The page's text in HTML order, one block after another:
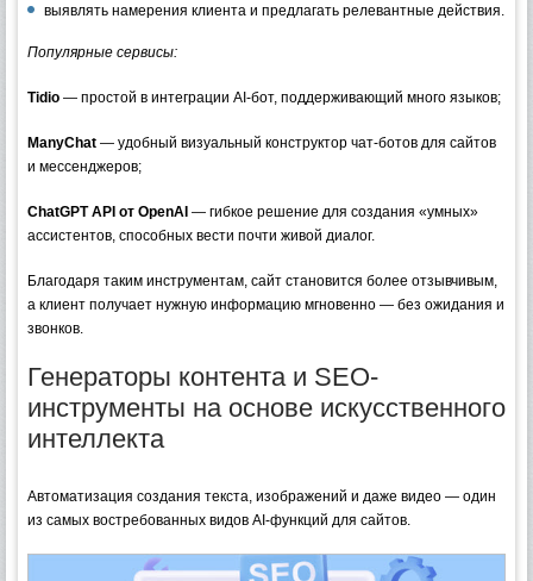
выявлять намерения клиента и предлагать релевантные действия.
Популярные сервисы:
Tidio — простой в интеграции AI-бот, поддерживающий много языков;
ManyChat — удобный визуальный конструктор чат-ботов для сайтов
и мессенджеров;
ChatGPT API от OpenAI — гибкое решение для создания «умных»
ассистентов, способных вести почти живой диалог.
Благодаря таким инструментам, сайт становится более отзывчивым,
а клиент получает нужную информацию мгновенно — без ожидания и
звонков.
Генераторы контента и SEO-
инструменты на основе искусственного
интеллекта
Автоматизация создания текста, изображений и даже видео — один
из самых востребованных видов AI-функций для сайтов.